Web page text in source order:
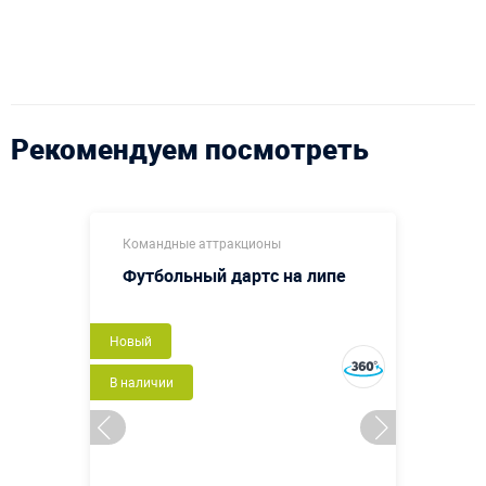
Рекомендуем посмотреть
Командные аттракционы
Футбольный дартс на липе
Новый
В наличии